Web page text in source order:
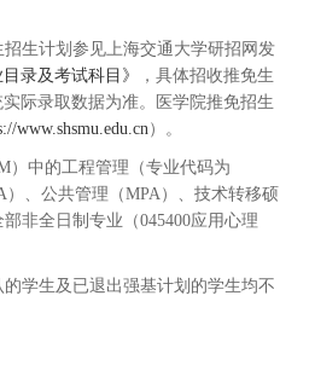
计划参见上海交通大学研招网发
录及考试科目》
，具体招收推免生
际录取数据为准。医学院推免招生
www.shsmu.edu.cn）。
中的工程管理（专业代码为
）、公共管理（MPA）、技术转移硕
非全日制专业（045400应用心理
生及已退出强基计划的学生均不